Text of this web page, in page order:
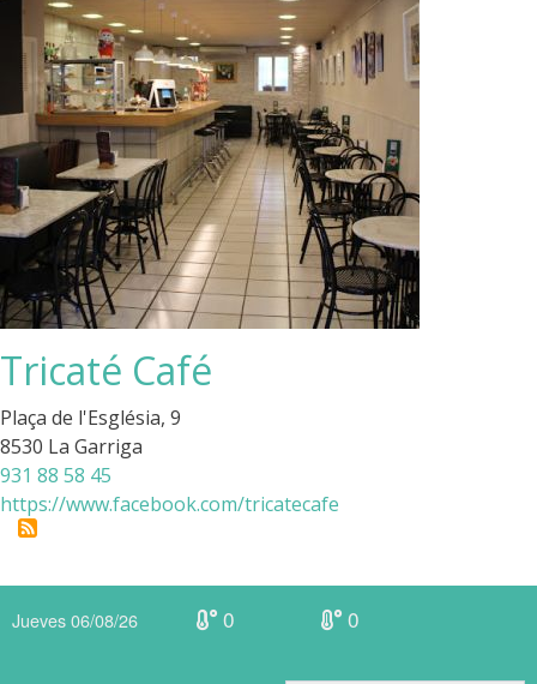
Tricaté Café
Plaça de l'Església, 9
8530 La Garriga
931 88 58 45
https://www.facebook.com/tricatecafe
Jueves 06/08/26 0 0